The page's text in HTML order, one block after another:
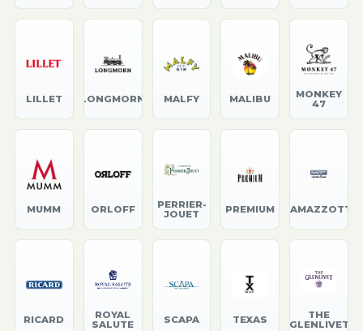
LILLET LONGMORN MALFY MALIBU
MONKEY
47
MUMM ORLOFF
PERRIER-
JOUET
PREMIUM RAMAZZOTTI
RICARD
ROYAL
SALUTE
SCAPA TEXAS
THE
GLENLIVET